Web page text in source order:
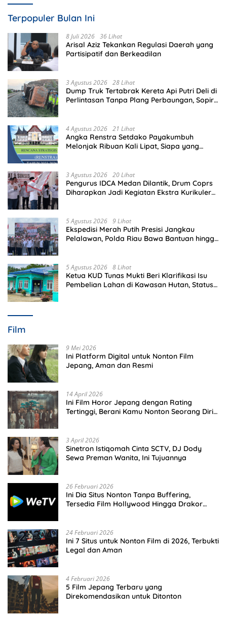
Terpopuler Bulan Ini
8 Juli 2026 36 Lihat
Arisal Aziz Tekankan Regulasi Daerah yang
Partisipatif dan Berkeadilan
3 Agustus 2026 28 Lihat
Dump Truk Tertabrak Kereta Api Putri Deli di
Perlintasan Tanpa Plang Perbaungan, Sopir
4 Agustus 2026 21 Lihat
Angka Renstra Setdako Payakumbuh
Melonjak Ribuan Kali Lipat, Siapa yang
3 Agustus 2026 20 Lihat
Pengurus IDCA Medan Dilantik, Drum Coprs
Diharapkan Jadi Kegiatan Ekstra Kurikuler
5 Agustus 2026 9 Lihat
Ekspedisi Merah Putih Presisi Jangkau
Pelalawan, Polda Riau Bawa Bantuan hingga
5 Agustus 2026 8 Lihat
Ketua KUD Tunas Mukti Beri Klarifikasi Isu
Pembelian Lahan di Kawasan Hutan, Status
Film
9 Mei 2026
Ini Platform Digital untuk Nonton Film
Jepang, Aman dan Resmi
14 April 2026
Ini Film Horor Jepang dengan Rating
Tertinggi, Berani Kamu Nonton Seorang Diri
3 April 2026
Sinetron Istiqomah Cinta SCTV, DJ Dody
Sewa Preman Wanita, Ini Tujuannya
26 Februari 2026
Ini Dia Situs Nonton Tanpa Buffering,
Tersedia Film Hollywood Hingga Drakor
24 Februari 2026
Ini 7 Situs untuk Nonton Film di 2026, Terbukti
Legal dan Aman
4 Februari 2026
5 Film Jepang Terbaru yang
Direkomendasikan untuk Ditonton